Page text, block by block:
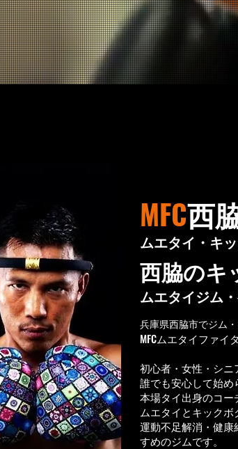
MFC西
ムエタイ・キ
西脇のキ
ムエタイジム
兵庫県西脇市でジム・
MFCムエタイファイ
初心者・女性・シ
誰でも安心して始め
本場タイ出身のコー
ムエタイとキックボ
運動不足解消・健
すめのジムです。